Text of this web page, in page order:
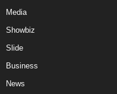
Media
Showbiz
Slide
Business
News